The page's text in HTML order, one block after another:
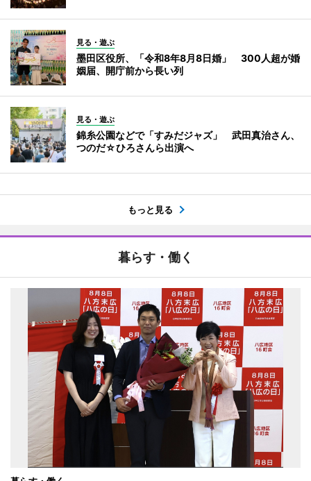
見る・遊ぶ
墨田区役所、「令和8年8月8日婚」 300人超が婚
姻届、開庁前から長い列
見る・遊ぶ
錦糸公園などで「すみだジャズ」 武田真治さん、
つのだ☆ひろさんら出演へ
もっと見る
暮らす・働く